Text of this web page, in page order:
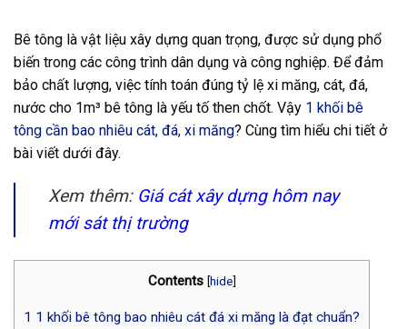
Bê tông là vật liệu xây dựng quan trọng, được sử dụng phổ
biến trong các công trình dân dụng và công nghiệp. Để đảm
bảo chất lượng, việc tính toán đúng tỷ lệ xi măng, cát, đá,
nước cho 1m³ bê tông là yếu tố then chốt. Vậy 1 khối bê
tông cần bao nhiêu cát, đá, xi măng? Cùng tìm hiểu chi tiết ở
bài viết dưới đây.
Xem thêm: Giá cát xây dựng hôm nay
mới sát thị trường
Contents [hide]
1 1 khối bê tông bao nhiêu cát đá xi măng là đạt chuẩn?